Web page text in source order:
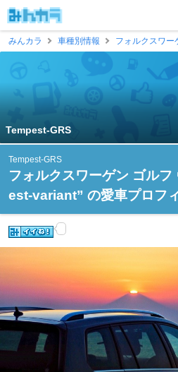
みんカラ
車種別情報 フォルクスワー
Tempest-GRS
Tempest-GRS
フォルクスワーゲン ゴル
est-variant” の愛車プロフ